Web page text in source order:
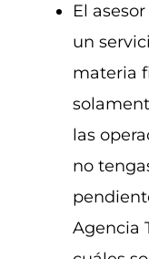
El
un
materia
las
no
Agencia